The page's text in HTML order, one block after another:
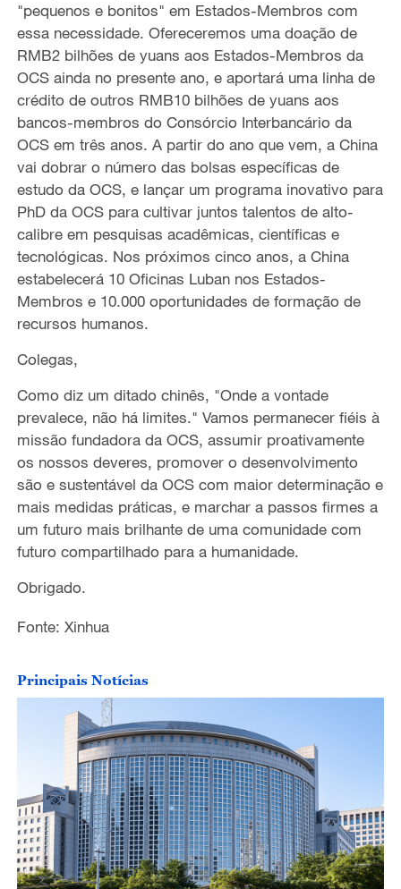
"pequenos e bonitos" em Estados-Membros com
essa necessidade. Ofereceremos uma doação de
RMB2 bilhões de yuans aos Estados-Membros da
OCS ainda no presente ano, e aportará uma linha de
crédito de outros RMB10 bilhões de yuans aos
bancos-membros do Consórcio Interbancário da
OCS em três anos. A partir do ano que vem, a China
vai dobrar o número das bolsas específicas de
estudo da OCS, e lançar um programa inovativo para
PhD da OCS para cultivar juntos talentos de alto-
calibre em pesquisas acadêmicas, científicas e
tecnológicas. Nos próximos cinco anos, a China
estabelecerá 10 Oficinas Luban nos Estados-
Membros e 10.000 oportunidades de formação de
recursos humanos.
Colegas,
Como diz um ditado chinês, "Onde a vontade
prevalece, não há limites." Vamos permanecer fiéis à
missão fundadora da OCS, assumir proativamente
os nossos deveres, promover o desenvolvimento
são e sustentável da OCS com maior determinação e
mais medidas práticas, e marchar a passos firmes a
um futuro mais brilhante de uma comunidade com
futuro compartilhado para a humanidade.
Obrigado.
Fonte: Xinhua
Principais Notícias